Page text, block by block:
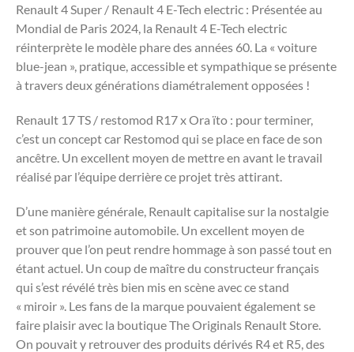
Renault 4 Super / Renault 4 E-Tech electric : Présentée au
Mondial de Paris 2024, la Renault 4 E-Tech electric
réinterprète le modèle phare des années 60. La « voiture
blue-jean », pratique, accessible et sympathique se présente
à travers deux générations diamétralement opposées !
Renault 17 TS / restomod R17 x Ora ïto : pour terminer,
c’est un concept car Restomod qui se place en face de son
ancêtre. Un excellent moyen de mettre en avant le travail
réalisé par l’équipe derrière ce projet très attirant.
D’une manière générale, Renault capitalise sur la nostalgie
et son patrimoine automobile. Un excellent moyen de
prouver que l’on peut rendre hommage à son passé tout en
étant actuel. Un coup de maître du constructeur français
qui s’est révélé très bien mis en scène avec ce stand
« miroir ». Les fans de la marque pouvaient également se
faire plaisir avec la boutique The Originals Renault Store.
On pouvait y retrouver des produits dérivés R4 et R5, des